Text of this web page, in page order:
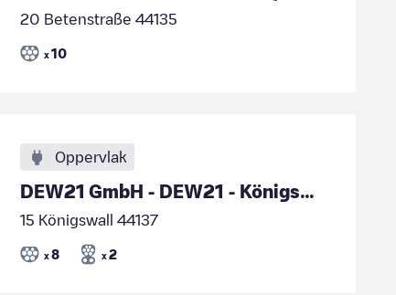
20 Betenstraße 44135
x 10
Oppervlak
DEW21 GmbH - DEW21 - Königswall 15 (Hauptbahnhof)
15 Königswall 44137
x 8 x 2